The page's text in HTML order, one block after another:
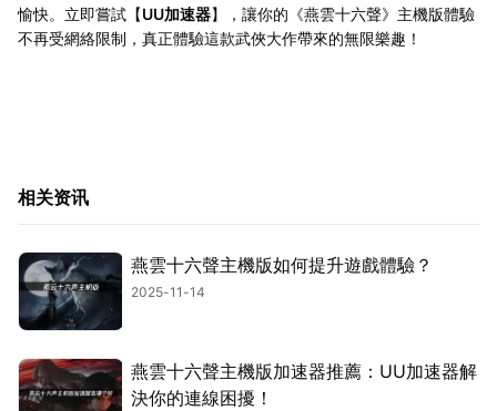
愉快。立即嘗試【UU加速器】，讓你的《燕雲十六聲》主機版體驗
不再受網絡限制，真正體驗這款武俠大作帶來的無限樂趣！
相关资讯
燕雲十六聲主機版如何提升遊戲體驗？
2025-11-14
燕雲十六聲主機版加速器推薦：UU加速器解
決你的連線困擾！